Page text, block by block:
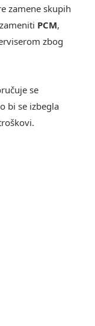
zamene skupih
PCM,
zbog
se
bi se izbegla